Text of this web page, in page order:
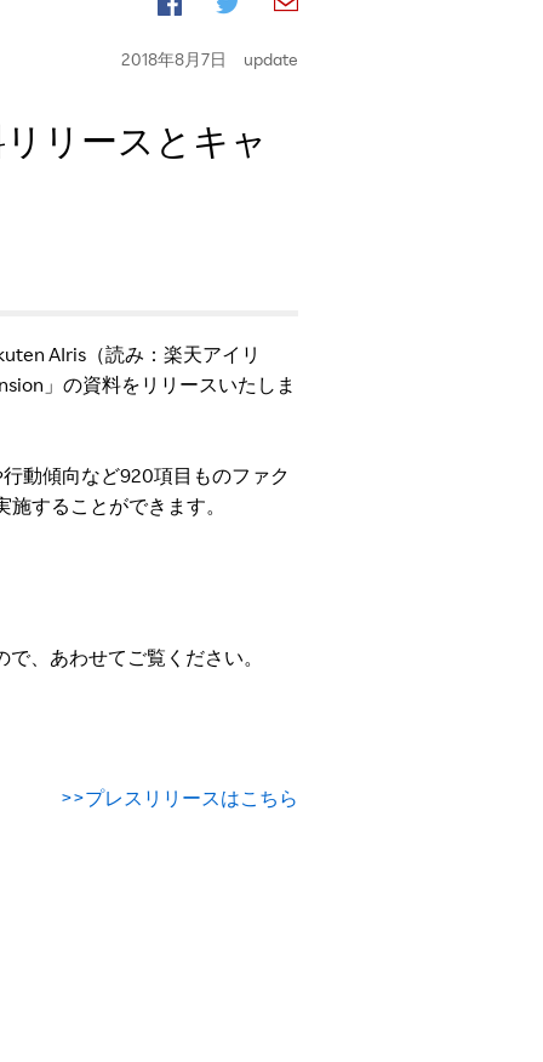
2018年8月7日 update
リースとキャ
AIris（読み：楽天アイリ
」の資料をリリースいたしま
動傾向など920項目ものファク
することができます。
、あわせてご覧ください。
>>プレスリリースはこちら